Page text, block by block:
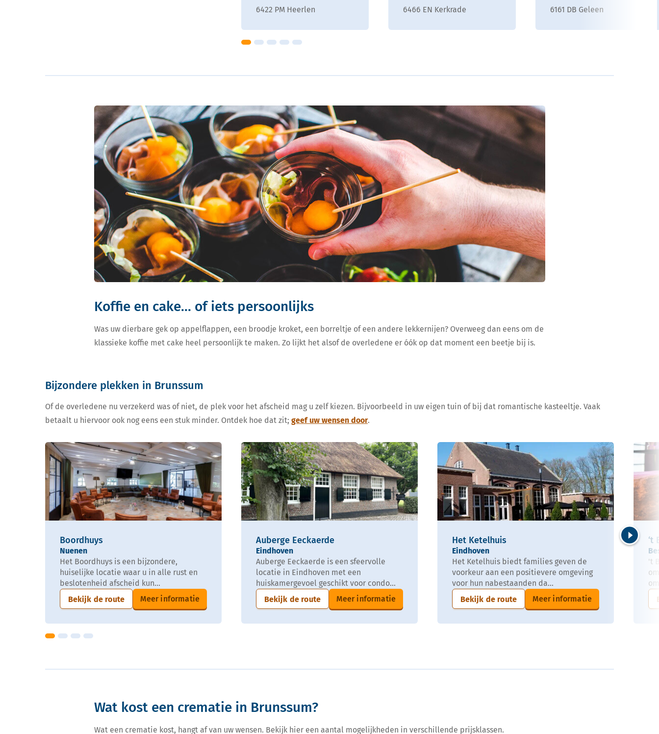
6422 PM Heerlen 6466 EN Kerkrade 6161 DB Geleen
Koffie en cake... of iets persoonlijks
Was uw dierbare gek op appelflappen, een broodje kroket, een borreltje of een andere lekkernijen? Overweeg dan eens om de
klassieke koffie met cake heel persoonlijk te maken. Zo lijkt het alsof de overledene er óók op dat moment een beetje bij is.
Bijzondere plekken in Brunssum
Of de overledene nu verzekerd was of niet, de plek voor het afscheid mag u zelf kiezen. Bijvoorbeeld in uw eigen tuin of bij dat romantische kasteeltje. Vaak
betaalt u hiervoor ook nog eens een stuk minder. Ontdek hoe dat zit; geef uw wensen door.
Boordhuys
Nuenen
Het Boordhuys is een bijzondere,
huiselijke locatie waar u in alle rust en
beslotenheid afscheid kun...
Bekijk de route
Meer informatie
Auberge Eeckaerde
Eindhoven
Auberge Eeckaerde is een sfeervolle
locatie in Eindhoven met een
huiskamergevoel geschikt voor condo...
Bekijk de route
Meer informatie
Het Ketelhuis
Eindhoven
Het Ketelhuis biedt families geven de
voorkeur aan een positievere omgeving
voor hun nabestaanden da...
Bekijk de route
Meer informatie
‘t
't
Volgende
Wat kost een crematie in Brunssum?
Wat een crematie kost, hangt af van uw wensen. Bekijk hier een aantal mogelijkheden in verschillende prijsklassen.